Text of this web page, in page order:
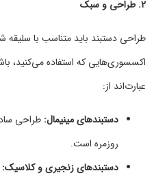
۲. طراحی و سبک
طراحی دستبند باید متناسب با سلیقه
اکسسوری‌هایی که استفاده می‌کنید،
عبارت‌اند از:
دستبندهای مینیمال: طراحی
روزمره است.
دستبندهای زنجیری و کلاسیک: